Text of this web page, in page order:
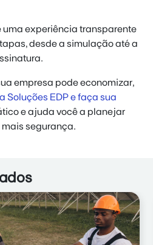
uma experiência transparente
desde a simulação até a
empresa pode economizar,
Soluções EDP e faça sua
e ajuda você a planejar
segurança.